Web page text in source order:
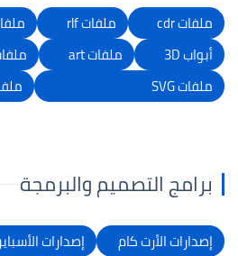
ملفات cdr ملفات rlf ملفات stl
أبواب 3D
ملفات art ملفات eps
ملفات SVG
ملفات Pdf
برامج التصميم والبرمجة
إصدارات الأرت كام إصدارات الأسباير